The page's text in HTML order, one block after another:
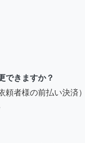
できますか？
頼者様の前払い決済